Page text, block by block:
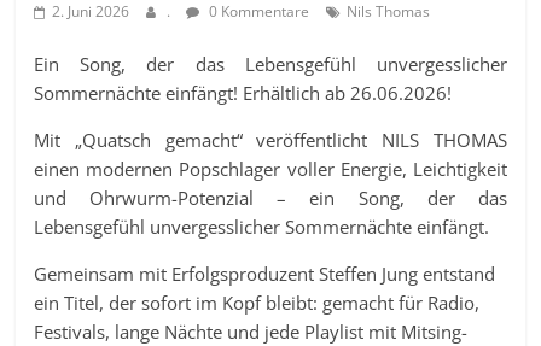
2. Juni 2026 . 0 Kommentare Nils Thomas
Ein Song, der das Lebensgefühl unvergesslicher
Sommernächte einfängt! Erhältlich ab 26.06.2026!
Mit „Quatsch gemacht“ veröffentlicht NILS THOMAS
einen modernen Popschlager voller Energie, Leichtigkeit
und Ohrwurm-Potenzial – ein Song, der das
Lebensgefühl unvergesslicher Sommernächte einfängt.
Gemeinsam mit Erfolgsproduzent Steffen Jung entstand
ein Titel, der sofort im Kopf bleibt: gemacht für Radio,
Festivals, lange Nächte und jede Playlist mit Mitsing-